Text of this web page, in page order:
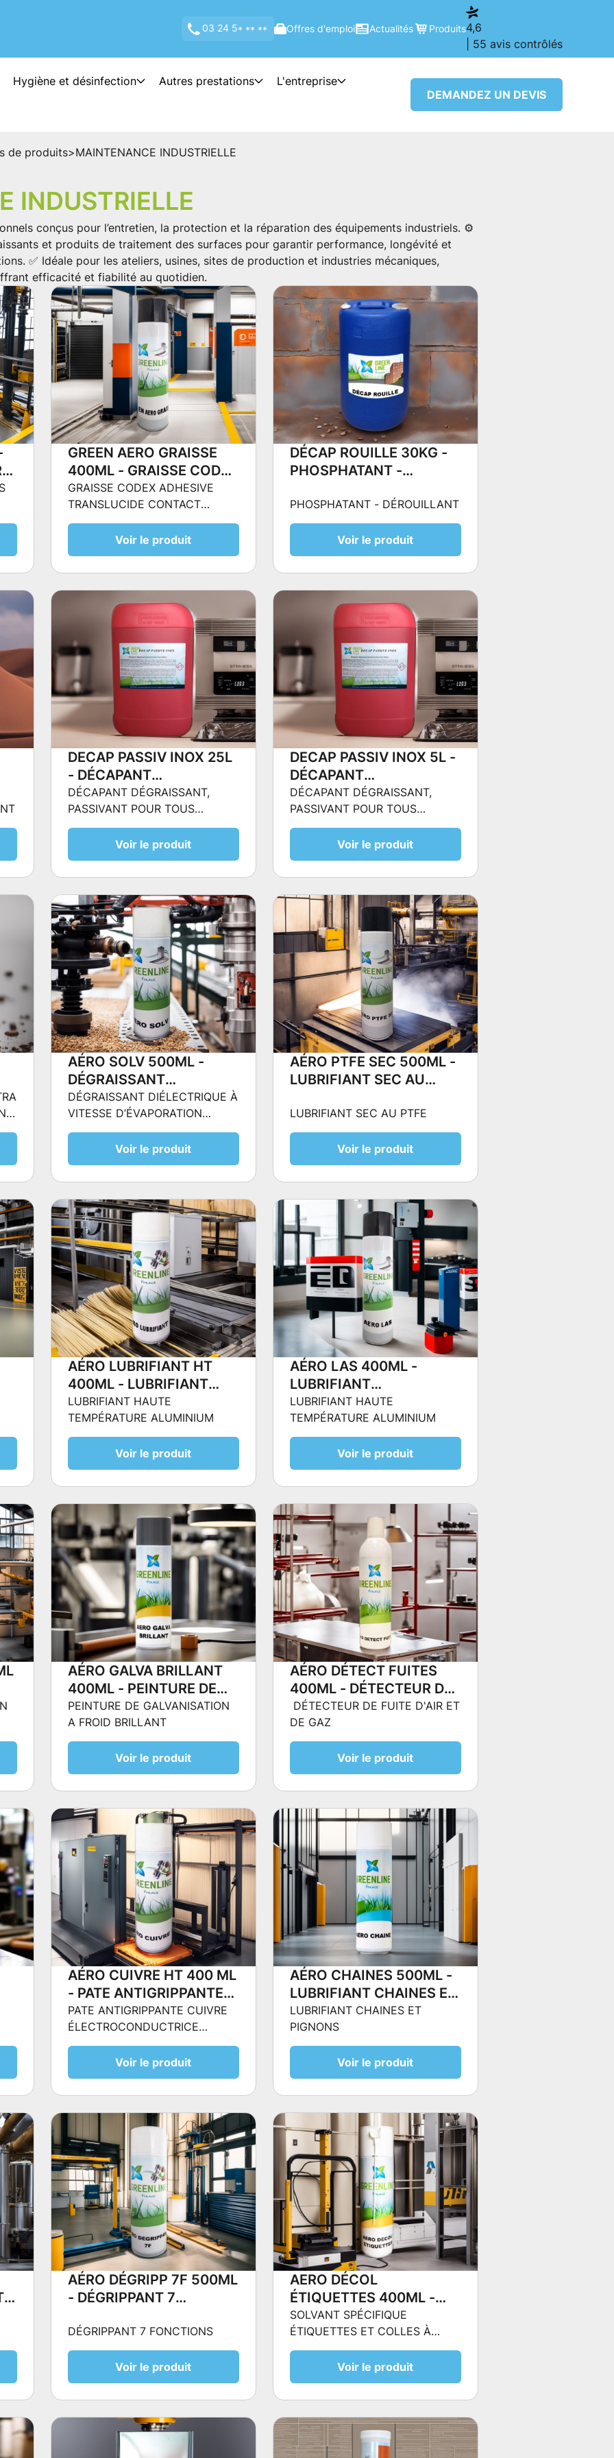
03 24 5* ** ** Offres d'emploi Actualités Produits4,6
| 55 avis contrôlés
Hygiène et désinfection Autres prestations
L'entreprise
DEMANDEZ UN DEVIS
de produits>MAINTENANCE INDUSTRIELLE
INDUSTRIELLE
conçus pour l’entretien, la protection et la réparation des équipements industriels. ⚙️
et produits de traitement des surfaces pour garantir performance, longévité et
✅ Idéale pour les ateliers, usines, sites de production et industries mécaniques,
efficacité et fiabilité au quotidien.
GREEN AERO GRAISSE
400ML - GRAISSE CODEX
ADHESIVE TRANSLUCIDE
CONTACT ALIMENTAIRE
GRAISSE CODEX ADHESIVE
TRANSLUCIDE CONTACT
ALIMENTAIRE
Voir le produit
DÉCAP ROUILLE 30KG -
PHOSPHATANT -
PHOSPHATANT - DÉROUILLANT
Voir le produit
DECAP PASSIV INOX 25L
- DÉCAPANT
DÉGRAISSANT,
PASSIVANT POUR TOUS
MÉTAUX
DÉCAPANT DÉGRAISSANT,
PASSIVANT POUR TOUS
MÉTAUX
Voir le produit
DECAP PASSIV INOX 5L -
DÉCAPANT
DÉGRAISSANT,
PASSIVANT POUR TOUS
MÉTAUX
DÉCAPANT DÉGRAISSANT,
PASSIVANT POUR TOUS
MÉTAUX
Voir le produit
AÉRO SOLV 500ML -
DÉGRAISSANT
DIÉLECTRIQUE À
VITESSE D’ÉVAPORATION
RAPIDE
DÉGRAISSANT DIÉLECTRIQUE À
VITESSE D’ÉVAPORATION
RAPIDE
Voir le produit
AÉRO PTFE SEC 500ML -
LUBRIFIANT SEC AU
LUBRIFIANT SEC AU PTFE
Voir le produit
AÉRO LUBRIFIANT HT
400ML - LUBRIFIANT
HAUTE TEMPÉRATURE
ALUMINIUM
LUBRIFIANT HAUTE
TEMPÉRATURE ALUMINIUM
Voir le produit
AÉRO LAS 400ML -
LUBRIFIANT
DÉMOULANT SILICONE
CONTACT ALIMENTAIRE
LUBRIFIANT HAUTE
TEMPÉRATURE ALUMINIUM
Voir le produit
AÉRO GALVA BRILLANT
400ML - PEINTURE DE
GALVANISATION A FROID
BRILLANT
PEINTURE DE GALVANISATION
A FROID BRILLANT
Voir le produit
AÉRO DÉTECT FUITES
400ML - DÉTECTEUR DE
FUITE D'AIR ET DE GAZ
DÉTECTEUR DE FUITE D'AIR ET
DE GAZ
Voir le produit
AÉRO CUIVRE HT 400 ML
- PATE ANTIGRIPPANTE
CUIVRE
ÉLECTROCONDUCTRICE
HAUTE TEMPERATURE
PATE ANTIGRIPPANTE CUIVRE
ÉLECTROCONDUCTRICE
HAUTE TEMPERATURE
Voir le produit
AÉRO CHAINES 500ML -
LUBRIFIANT CHAINES ET
PIGNONS
LUBRIFIANT CHAINES ET
PIGNONS
Voir le produit
AÉRO DÉGRIPP 7F 500ML
- DÉGRIPPANT 7
DÉGRIPPANT 7 FONCTIONS
Voir le produit
AERO DÉCOL
ÉTIQUETTES 400ML -
SOLVANT SPÉCIFIQUE
ÉTIQUETTES ET COLLES
À ÉVAPORATION RAPIDE,
TOTALEMENT
SÉCURITAIRE
SOLVANT SPÉCIFIQUE
ÉTIQUETTES ET COLLES À
ÉVAPORATION RAPIDE,
TOTALEMENT SÉCURITAIRE
Voir le produit